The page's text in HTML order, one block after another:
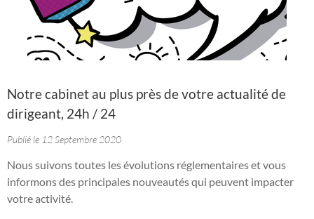
Notre cabinet au plus près de votre actualité de
dirigeant, 24h / 24
Publié le 12 Septembre 2020
Nous suivons toutes les évolutions réglementaires et vous
informons des principales nouveautés qui peuvent impacter
votre activité.